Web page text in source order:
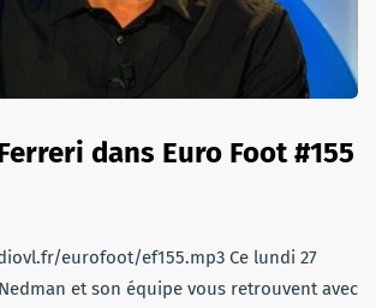
dans Euro Foot #155
eurofoot/ef155.mp3 Ce lundi 27
et son équipe vous retrouvent avec